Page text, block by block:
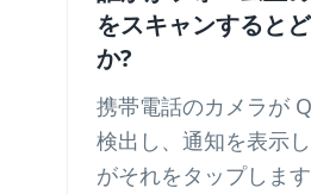
をスキャンすると
か?
携帯電話のカメラが
検出し、通知を表示
がそれをタップしま